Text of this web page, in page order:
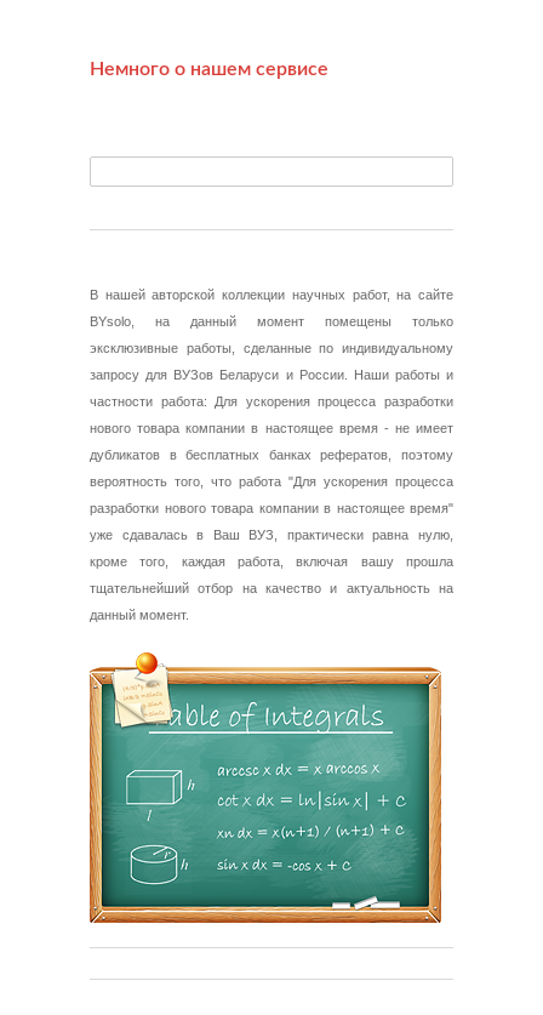
Немного о нашем сервисе
В нашей авторской коллекции научных работ, на сайте
BYsolo, на данный момент помещены только
эксклюзивные работы, сделанные по индивидуальному
запросу для ВУЗов Беларуси и России. Наши работы и
частности работа: Для ускорения процесса разработки
нового товара компании в настоящее время - не имеет
дубликатов в бесплатных банках рефератов, поэтому
вероятность того, что работа "Для ускорения процесса
разработки нового товара компании в настоящее время"
уже сдавалась в Ваш ВУЗ, практически равна нулю,
кроме того, каждая работа, включая вашу прошла
тщательнейший отбор на качество и актуальность на
данный момент.